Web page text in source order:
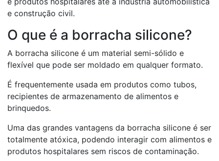
e construção civil.
O que é a borracha silicone?
A borracha silicone é um material semi-sólido e
flexível que pode ser moldado em qualquer formato.
É frequentemente usada em produtos como tubos,
recipientes de armazenamento de alimentos e
brinquedos.
Uma das grandes vantagens da borracha silicone é ser
totalmente atóxica, podendo interagir com alimentos e
produtos hospitalares sem riscos de contaminação.